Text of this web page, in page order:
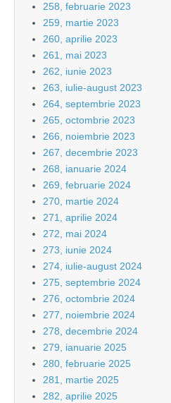
258, februarie 2023
259, martie 2023
260, aprilie 2023
261, mai 2023
262, iunie 2023
263, iulie-august 2023
264, septembrie 2023
265, octombrie 2023
266, noiembrie 2023
267, decembrie 2023
268, ianuarie 2024
269, februarie 2024
270, martie 2024
271, aprilie 2024
272, mai 2024
273, iunie 2024
274, iulie-august 2024
275, septembrie 2024
276, octombrie 2024
277, noiembrie 2024
278, decembrie 2024
279, ianuarie 2025
280, februarie 2025
281, martie 2025
282, aprilie 2025